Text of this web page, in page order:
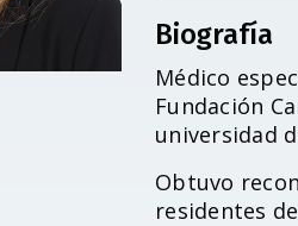
Biografía
Médico
Fundación
universidad
Obtuvo
residentes